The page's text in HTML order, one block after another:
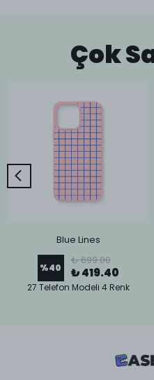
Çok
Blue Lines
%40
₺ 699.00
₺ 419.40
27 Telefon Modeli 4 Renk